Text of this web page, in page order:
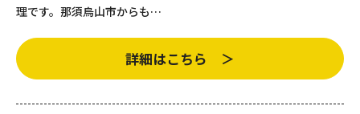
理です。那須烏山市からも…
詳細はこちら ＞